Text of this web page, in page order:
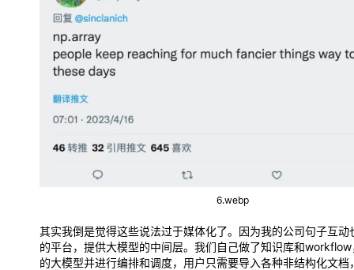
6.webp
其实我倒是觉得这些说法过于媒体化了。因为我的公司句子互
的平台，提供大模型的中间层。我们自己做了知识库和
的大模型并进行编排和调度，用户只需要导入各种非结构化文